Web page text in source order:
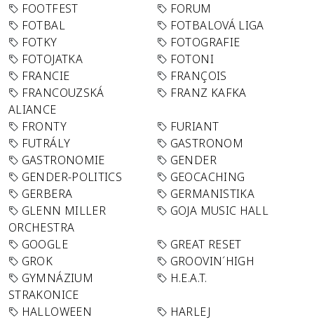
FOOTFEST
FORUM
FOTBAL
FOTBALOVÁ LIGA
FOTKY
FOTOGRAFIE
FOTOJATKA
FOTONI
FRANCIE
FRANÇOIS
FRANCOUZSKÁ
ALIANCE
FRANZ KAFKA
FRONTY
FURIANT
FUTRÁLY
GASTRONOM
GASTRONOMIE
GENDER
GENDER-POLITICS
GEOCACHING
GERBERA
GERMANISTIKA
GLENN MILLER
ORCHESTRA
GOJA MUSIC HALL
GOOGLE
GREAT RESET
GROK
GROOVIN´HIGH
GYMNÁZIUM
STRAKONICE
H.E.A.T.
HALLOWEEN
HARLEJ